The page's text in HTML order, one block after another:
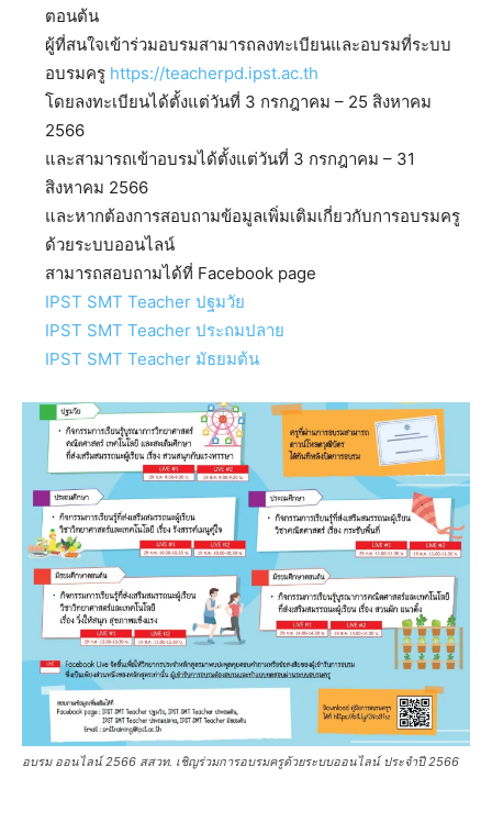
ตอนต้น
ผู้ที่สนใจเข้าร่วมอบรมสามารถลงทะเบียนและอบรมที่ระบบ
อบรมครู https://teacherpd.ipst.ac.th
โดยลงทะเบียนได้ตั้งแต่วันที่ 3 กรกฎาคม – 25 สิงหาคม
2566
และสามารถเข้าอบรมได้ตั้งแต่วันที่ 3 กรกฎาคม – 31
สิงหาคม 2566
และหากต้องการสอบถามข้อมูลเพิ่มเติมเกี่ยวกับการอบรมครู
ด้วยระบบออนไลน์
สามารถสอบถามได้ที่ Facebook page
IPST SMT Teacher ปฐมวัย
IPST SMT Teacher ประถมปลาย
IPST SMT Teacher มัธยมต้น
อบรม ออนไลน์ 2566 สสวท. เชิญร่วมการอบรมครูด้วยระบบออนไลน์ ประจำปี 2566